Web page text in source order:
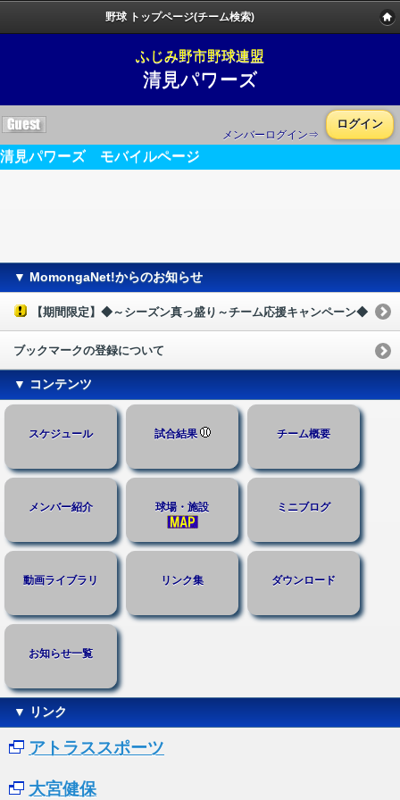
野球 トップページ(チーム検索)
ふじみ野市野球連盟
清見パワーズ
メンバーログイン⇒
ログイン
清見パワーズ モバイルページ
▼ MomongaNet!からのお知らせ
【期間限定】◆～シーズン真っ盛り～チーム応援キャンペーン◆
ブックマークの登録について
▼ コンテンツ
スケジュール 試合結果 チーム概要
メンバー紹介 球場・施設 ミニブログ
動画ライブラリ リンク集 ダウンロード
お知らせ一覧
▼ リンク
アトラススポーツ
大宮健保